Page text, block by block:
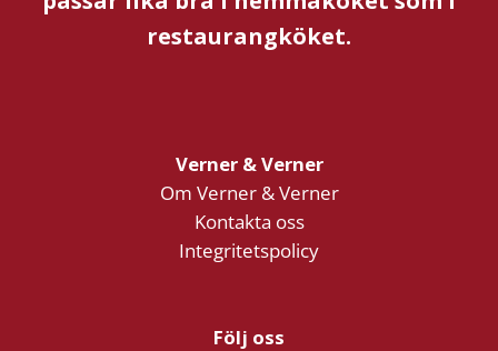
restaurangköket.
Verner & Verner
Om Verner & Verner
Kontakta oss
Integritetspolicy
Följ oss